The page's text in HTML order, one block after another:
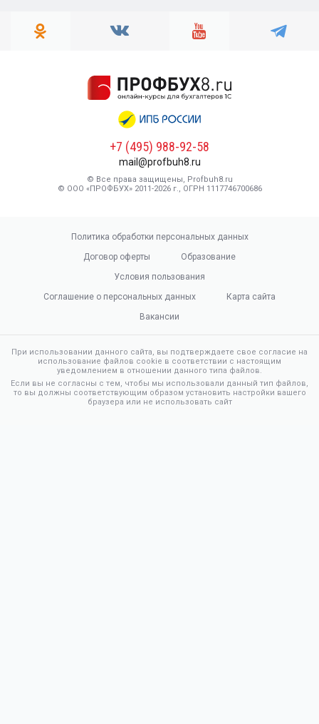
+7 (495) 988-92-58
mail@profbuh8.ru
© Все права защищены, Profbuh8.ru
© ООО «ПРОФБУХ» 2011-2026 г., ОГРН 1117746700686
Политика обработки персональных данных
Договор оферты
Образование
Условия пользования
Соглашение о персональных данных
Карта сайта
Вакансии
При использовании данного сайта, вы подтверждаете свое согласие на
использование файлов cookie в соответствии с настоящим
уведомлением в отношении данного типа файлов.
Если вы не согласны с тем, чтобы мы использовали данный тип файлов,
то вы должны соответствующим образом установить настройки вашего
браузера или не использовать сайт